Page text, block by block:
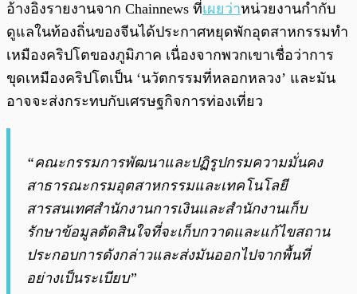
อ้างอิงรายงานจาก Chainnews ที่เผยว่าหน่วยงานกำกับ
ดูแลในท้องถิ่นของจีนได้ประกาศหยุดพักอุตสาหกรรมทำ
เหมืองคริปโตของภูมิภาค เนื่องจากพวกเขาเชื่อว่าการ
ขุดเหมืองคริปโตเป็น ‘นวัตกรรมที่หลอกหลวง’ และมัน
อาจจะส่งกระทบกับเศรษฐกิจการท่องเที่ยว
“คณะกรรมการพัฒนาและปฏิรูปกรมความมั่นคง
สาธารณะกรมอุตสาหกรรมและเทคโนโลยี
สารสนเทศสำนักงานการเงินและสำนักงานเก็บ
รักษาข้อมูลตัดสินใจที่จะเก็บกวาดและแก้ไขสถาน
ประกอบการดังกล่าวและส่งมันออกไปจากพื้นที่
อย่างเป็นระเบียบ”